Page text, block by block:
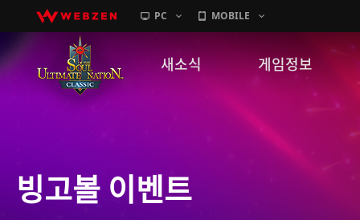
PC MOBILE
새소식
GM노트
게임정보
캐릭터소개
빙고볼 이벤트